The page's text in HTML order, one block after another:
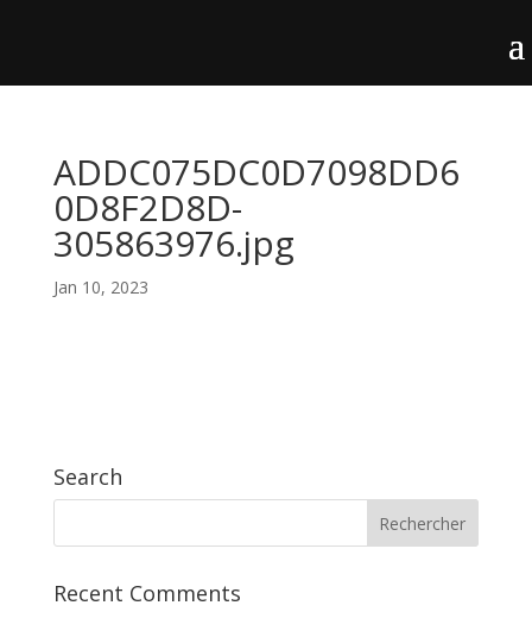
ADDC075DC0D7098DD6
0D8F2D8D-
305863976.jpg
Jan 10, 2023
Search
Recent Comments